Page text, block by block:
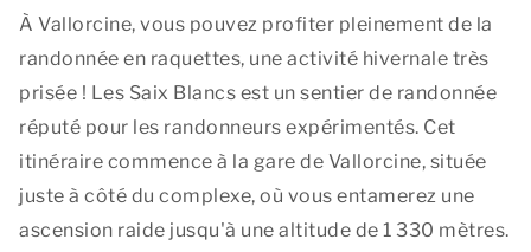
À Vallorcine, vous pouvez profiter pleinement de la
randonnée en raquettes, une activité hivernale très
prisée ! Les Saix Blancs est un sentier de randonnée
réputé pour les randonneurs expérimentés. Cet
itinéraire commence à la gare de Vallorcine, située
juste à côté du complexe, où vous entamerez une
ascension raide jusqu'à une altitude de 1 330 mètres.